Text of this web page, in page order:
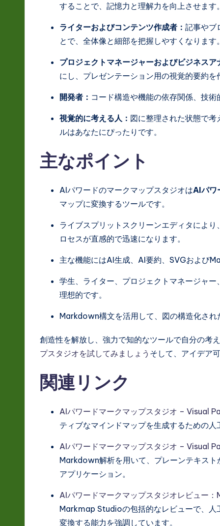
することで、記憶力と理解力を向上させます。
ライターおよびコンテンツ作成者： 記事やブ
とで、全体像と細部を把握しやすくなります。
プロジェクトマネージャーおよびビジネスア
にし、プレゼンテーション用の視覚的要約を
開発者： コード構造や機能の依存関係、技術
視覚的に考える人： 図に整理された状態で
ルはあなたにぴったりです。
主なポイント
AIパワードのマークマップスタジオはAIパワ
マップに変換するツールです。
ライブスプリットスクリーンエディタによ
ロセスが直感的で迅速になります。
主な機能にはAI生成、AI要約、SVGおよび
学生、ライター、プロジェクトマネージャ
理想的です。
Markdown構文を活用して、図の構造化され
創造性を解放し、強力で知的なツールで自分の考
プスタジオを試してみましょう そして、アイデア
関連リンク
AIパワードマークマップスタジオ – Visual
ティブなマインドマップを生成するための人
AIパワードマークマップスタジオ – Visual
Markdown解析を用いて、プレーンテキス
アプリケーション。
AIパワードマークマップスタジオレビュー
Markmap Studioの包括的なレビューで、
変換する能力を強調しています。